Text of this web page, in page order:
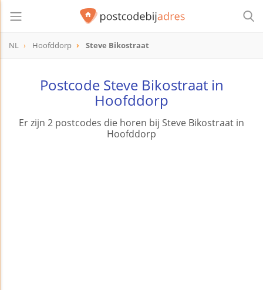
NL Hoofddorp Steve Bikostraat
Postcode Steve Bikostraat in
Hoofddorp
Er zijn 2 postcodes die horen bij Steve Bikostraat in
Hoofddorp